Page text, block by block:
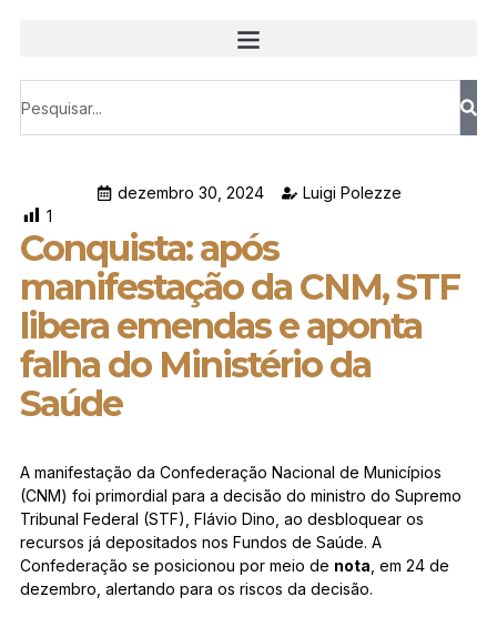
dezembro 30, 2024
Luigi Polezze
1
Conquista: após
manifestação da CNM, STF
libera emendas e aponta
falha do Ministério da
Saúde
A manifestação da Confederação Nacional de Municípios
(CNM) foi primordial para a decisão do ministro do Supremo
Tribunal Federal (STF), Flávio Dino, ao desbloquear os
recursos já depositados nos Fundos de Saúde. A
Confederação se posicionou por meio de nota , em 24 de
dezembro, alertando para os riscos da decisão.